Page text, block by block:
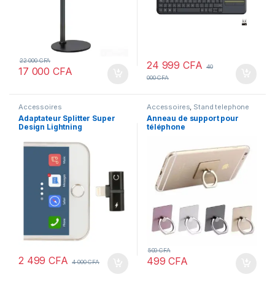
17 000CFA
22 000CFA 24 999CFA
40
000CFA
Accessoires
Adaptateur Splitter Super
Design Lightning
2 499CFA 4 000CFA
Accessoires, Stand telephone
Anneau de support pour
téléphone
499CFA
500CFA